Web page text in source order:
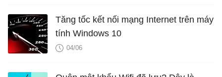
Tăng tốc kết nối mạng Internet trên máy
tính Windows 10
04/06